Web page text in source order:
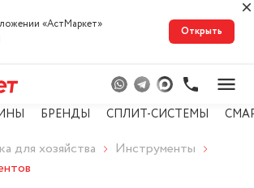
«АстМарке‪т‬»
Открыть
БРЕНДЫ СПЛИТ-СИСТЕМЫ
для хозяйства
Инструменты